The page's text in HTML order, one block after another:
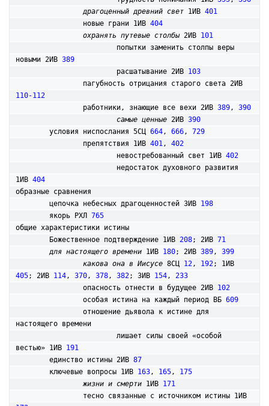
драгоценный древний свет 1ИВ 401
		новые грани 1ИВ
404
охранять путевые столбы 2ИВ 101
новыми 2ИВ 389
			расшатывание 2ИВ
103
110-112
		работники, знающие все вехи 2ИВ
389, 390
самые ценные 2ИВ 390
	условия ниспослания 5СЦ
664, 666, 729
		препятствия 1ИВ
401, 402
			невостребованный свет 1ИВ
402
1ИВ 404
образные сравнения
	цепочка небесных драгоценностей 3ИВ
198
	якорь РХЛ
765
общие характеристики истины
	Божественное подтверждение 1ИВ
208; 2ИВ 71
для настоящего времени 1ИВ 180; 2ИВ 389, 399
какова она в Иисусе 8СЦ 12, 192
405; 2ИВ 114, 370, 378, 382; 3ИВ 154, 233
		опасность отнести в будущее 2ИВ
102
		особая истина на каждый период ВБ
609
настоящего времени
вестью» 1ИВ 191
	единство истины 2ИВ
87
	ключевые вопросы 1ИВ
163, 165, 175
жизни и смерти 1ИВ 171